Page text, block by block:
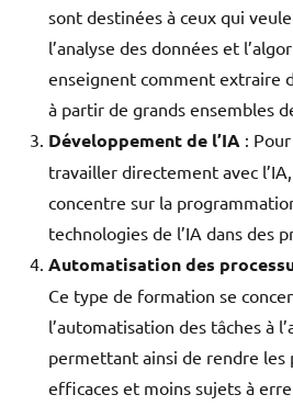
sont destinées à ceux qui
l’analyse des données et
enseignent comment extraire
à partir de grands ensembles
Développement de l’IA :
travailler directement avec
concentre sur la
technologies de l’IA dans des
Automatisation des
Ce type de formation se
l’automatisation des tâches à
permettant ainsi de rendre les
efficaces et moins sujets à